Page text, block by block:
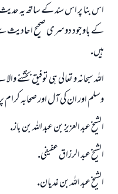
اس بنا پر اس سند كے ساتھ يہ
كے باوجود دوسرى صحيح
ہيں.
اللہ سبحانہ و تعالى ہى توفيق بخشنے
وسلم اور ان كى آل اور صحابہ كرام
الشيخ عبد العزيز بن عبد اللہ بن باز.
الشيخ عبد الرزاق عفيفى.
الشيخ عبد اللہ بن غديان.